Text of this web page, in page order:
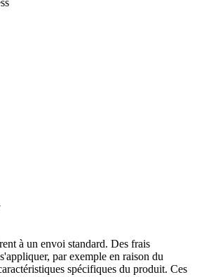
à un envoi standard. Des frais
par exemple en raison du
spécifiques du produit. Ces